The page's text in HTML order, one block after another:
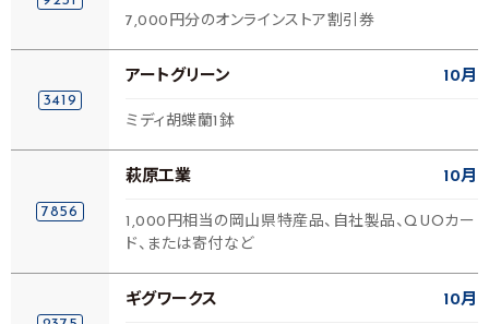
7,000円分のオンラインストア割引券
3419
アートグリーン 10月
ミディ胡蝶蘭1鉢
7856
萩原工業 10月
1,000円相当の岡山県特産品、自社製品、QUOカー
ド、または寄付など
ギグワークス 10月